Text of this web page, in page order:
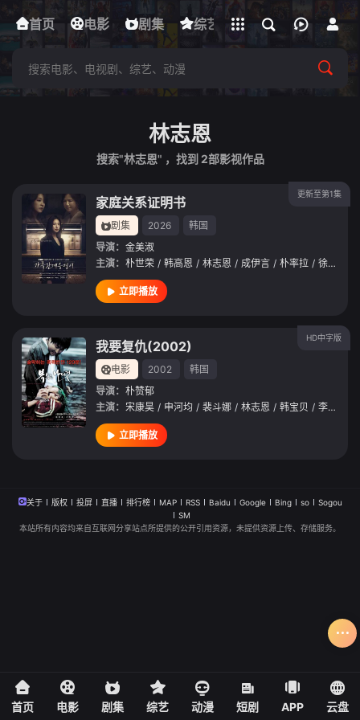
首页 电影 剧集 综艺 动漫 短剧
下载客户端
立即登录
林志恩
搜索"林志恩" ，找到 2部影视作品
更新至第1集
家庭关系证明书
剧集 2026
韩国
导演： 金美淑
主演： 朴世荣 / 韩高恩 / 林志恩 / 成伊言 / 朴率拉 / 徐道永
立即播放
HD中字版
我要复仇(2002)
电影 2002
韩国
导演： 朴赞郁
主演： 宋康昊 / 申河均 / 裴斗娜 / 林志恩 / 韩宝贝 / 李代延
立即播放
关于 版权 投屏 直播 排行榜 MAP RSS Baidu Google Bing so
Sogou
SM
本站所有内容均来自互联网分享站点所提供的公开引用资源，未提供资源上传、存储服务。
首页 电影 剧集 综艺 动漫 短剧 APP 云盘